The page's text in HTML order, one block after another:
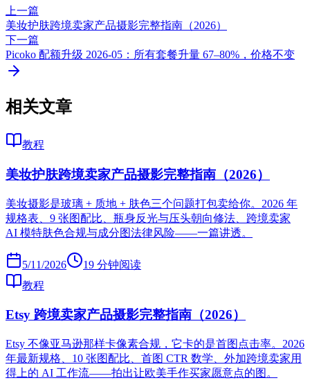
上一篇
美妆护肤跨境卖家产品摄影完整指南（2026）
下一篇
Picoko 配额升级 2026-05：所有套餐升量 67–80%，价格不变
相关文章
教程
美妆护肤跨境卖家产品摄影完整指南（2026）
美妆摄影是玻璃 + 质地 + 肤色三个问题打包卖给你。2026 年
规格表、9 张图配比、瓶身反光与压头朝向修法、跨境卖家
AI 模特肤色合规与成分图法律风险——一篇讲透。
5/11/2026 19 分钟阅读
教程
Etsy 跨境卖家产品摄影完整指南（2026）
Etsy 不像亚马逊那样卡像素合规，它卡的是首图点击率。2026
年最新规格、10 张图配比、首图 CTR 数学、外加跨境卖家用
得上的 AI 工作流——拍出让欧美手作买家愿意点的图。